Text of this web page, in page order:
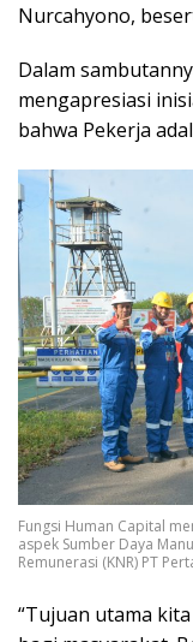
Nurcahyono,
Dalam
mengapresiasi
bahwa Pekerja
Fungsi Human Capital
aspek Sumber Daya
Remunerasi (KNR) PT
“Tujuan utama